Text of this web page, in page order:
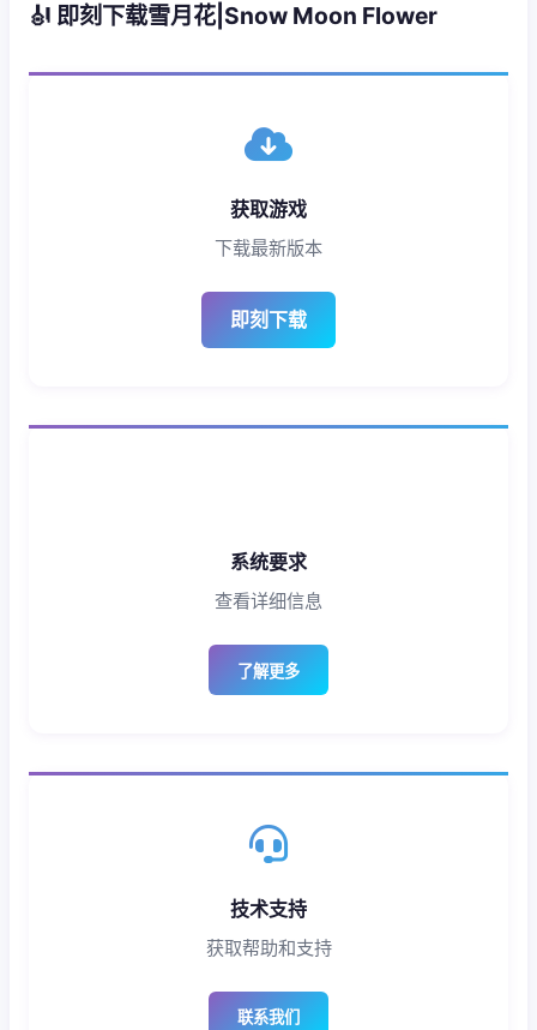
🎻 即刻下载雪月花|Snow Moon Flower
获取游戏
下载最新版本
即刻下载
系统要求
查看详细信息
了解更多
技术支持
获取帮助和支持
联系我们